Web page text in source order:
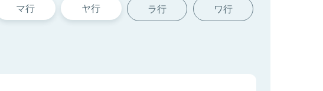
マ行 ヤ行 ラ行 ワ行